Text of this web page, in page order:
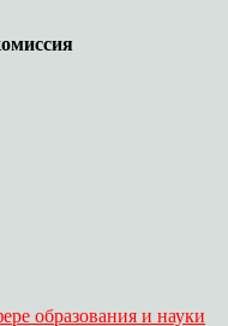
образования и науки